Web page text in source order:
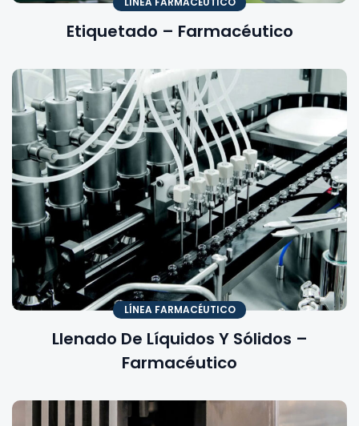
Etiquetado – Farmacéutico
LÍNEA FARMACÉUTICO
Llenado De Líquidos Y Sólidos –
Farmacéutico